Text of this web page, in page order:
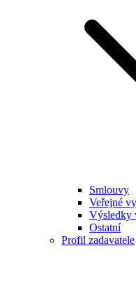
Smlouvy
Veřejné
Výsledky
Ostatní
Profil zadavatele